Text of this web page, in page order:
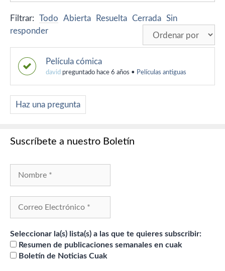
Filtrar: Todo Abierta Resuelta Cerrada Sin
responder
Película cómica
david preguntado hace 6 años • Películas antiguas
Haz una pregunta
Suscríbete a nuestro Boletín
Seleccionar la(s) lista(s) a las que te quieres subscribir:
Resumen de publicaciones semanales en cuak
Boletín de Noticias Cuak